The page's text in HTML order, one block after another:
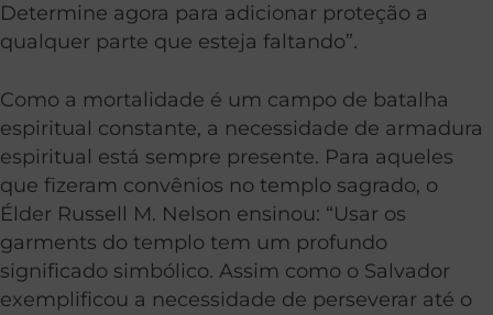
Determine agora para adicionar proteção a
qualquer parte que esteja faltando”.
Como a mortalidade é um campo de batalha
espiritual constante, a necessidade de armadura
espiritual está sempre presente. Para aqueles
que fizeram convênios no templo sagrado, o
Élder Russell M. Nelson ensinou: “Usar os
garments do templo tem um profundo
significado simbólico. Assim como o Salvador
exemplificou a necessidade de perseverar até o